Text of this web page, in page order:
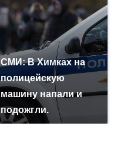
СМИ: В Химках на
полицейскую
машину напали и
подожгли.